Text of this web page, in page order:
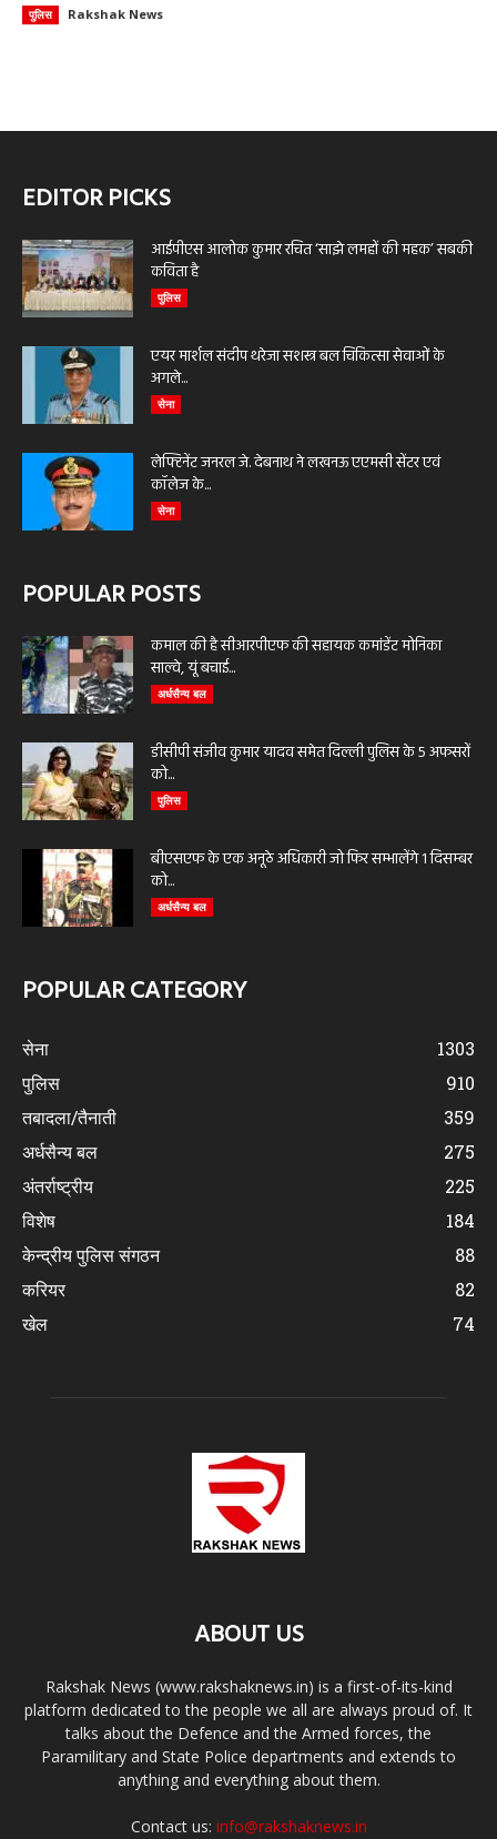
पुलिस Rakshak News
EDITOR PICKS
आईपीएस आलोक कुमार रचित ‘साझे लमहों की महक’ सबकी
कविता है
पुलिस
एयर मार्शल संदीप थरेजा सशस्त्र बल चिकित्सा सेवाओं के
अगले...
सेना
लेफ्टिनेंट जनरल जे. देबनाथ ने लखनऊ एएमसी सेंटर एवं
कॉलेज के...
सेना
POPULAR POSTS
कमाल की है सीआरपीएफ की सहायक कमांडेंट मोनिका
साल्वे, यूं बचाई...
अर्धसैन्य बल
डीसीपी संजीव कुमार यादव समेत दिल्ली पुलिस के 5 अफसरों
को...
पुलिस
बीएसएफ के एक अनूठे अधिकारी जो फिर सम्भालेंगे 1 दिसम्बर
को...
अर्धसैन्य बल
POPULAR CATEGORY
सेना
1303
पुलिस
910
तबादला/तैनाती
359
अर्धसैन्य बल
275
अंतर्राष्ट्रीय
225
विशेष
184
केन्द्रीय पुलिस संगठन
88
करियर
82
खेल
74
ABOUT US
Rakshak News (www.rakshaknews.in) is a first-of-its-kind
platform dedicated to the people we all are always proud of. It
talks about the Defence and the Armed forces, the
Paramilitary and State Police departments and extends to
anything and everything about them.
Contact us: info@rakshaknews.in